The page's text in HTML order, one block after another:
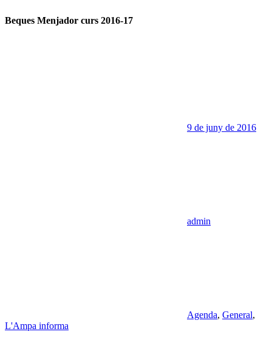
Beques Menjador curs 2016-17
9 de juny de 2016
admin
Agenda, General,
L'Ampa informa